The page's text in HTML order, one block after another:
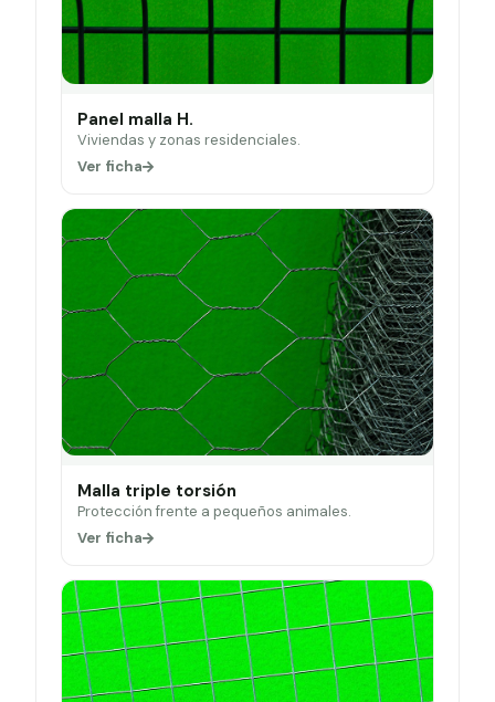
Panel malla H.
Viviendas y zonas residenciales.
Ver ficha
Malla triple torsión
Protección frente a pequeños animales.
Ver ficha